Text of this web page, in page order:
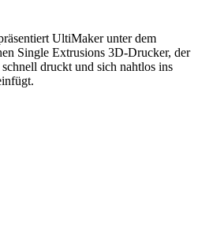
UltiMaker unter dem
Single Extrusions 3D-Drucker, der
druckt und sich nahtlos ins